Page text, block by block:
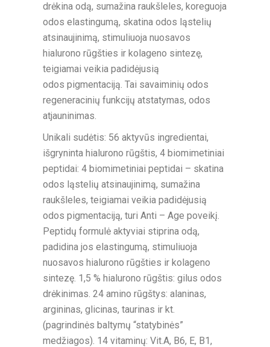
drėkina odą, sumažina raukšleles, koreguoja
odos elastingumą, skatina odos ląstelių
atsinaujinimą, stimuliuoja nuosavos
hialurono rūgšties ir kolageno sintezę,
teigiamai veikia padidėjusią
odos pigmentaciją. Tai savaiminių odos
regeneracinių funkcijų atstatymas, odos
atjauninimas.
Unikali sudėtis: 56 aktyvūs ingredientai,
išgryninta hialurono rūgštis, 4 biomimetiniai
peptidai: 4 biomimetiniai peptidai – skatina
odos ląstelių atsinaujinimą, sumažina
raukšleles, teigiamai veikia padidėjusią
odos pigmentaciją, turi Anti – Age poveikį.
Peptidų formulė aktyviai stiprina odą,
padidina jos elastingumą, stimuliuoja
nuosavos hialurono rūgšties ir kolageno
sintezę. 1,5 % hialurono rūgštis: gilus odos
drėkinimas. 24 amino rūgštys: alaninas,
argininas, glicinas, taurinas ir kt.
(pagrindinės baltymų “statybinės”
medžiagos). 14 vitaminų: Vit.А, В6, Е, В1,